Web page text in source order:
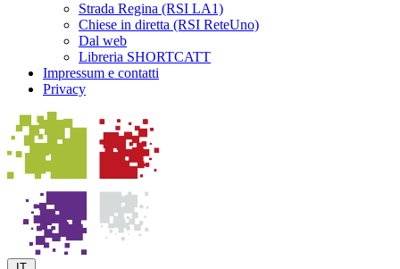
Strada Regina (RSI LA1)
Chiese in diretta (RSI ReteUno)
Dal web
Libreria SHORTCATT
Impressum e contatti
Privacy